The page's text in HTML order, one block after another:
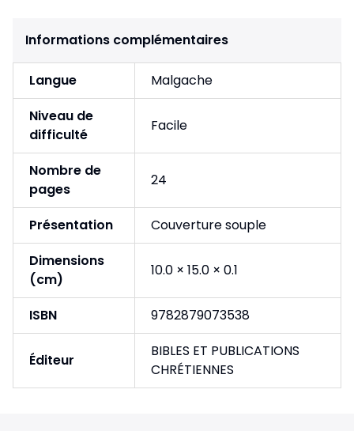
Informations complémentaires
Langue
Malgache
Niveau de
difficulté
Facile
Nombre de
pages
24
Présentation
Couverture souple
Dimensions
(cm)
10.0 × 15.0 × 0.1
ISBN 9782879073538
Éditeur
BIBLES ET PUBLICATIONS
CHRÉTIENNES